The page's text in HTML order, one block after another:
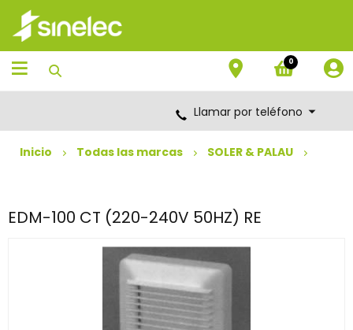
Saltar
contenido
Saltar
menú
de
navegación
0
Llamar por teléfono
Inicio Todas las marcas SOLER & PALAU
EDM-100 CT (220-240V 50HZ) RE